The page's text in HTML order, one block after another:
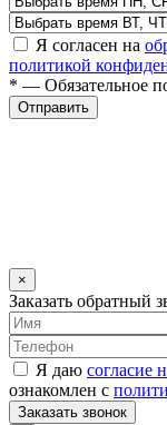
Я согласен на
политикой
* — Обязательное
Отправить
×
Заказать обратный
Я даю согласие
ознакомлен с
Заказать звонок